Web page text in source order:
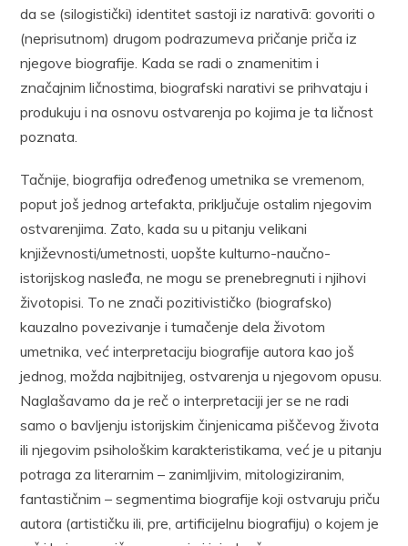
da se (silogistički) identitet sastoji iz narativā: govoriti o
(neprisutnom) drugom podrazumeva pričanje priča iz
njegove biografije. Kada se radi o znamenitim i
značajnim ličnostima, biografski narativi se prihvataju i
produkuju i na osnovu ostvarenja po kojima je ta ličnost
poznata.
Tačnije, biografija određenog umetnika se vremenom,
poput još jednog artefakta, priključuje ostalim njegovim
ostvarenjima. Zato, kada su u pitanju velikani
književnosti/umetnosti, uopšte kulturno-naučno-
istorijskog nasleđa, ne mogu se prenebregnuti i njihovi
životopisi. To ne znači pozitivističko (biografsko)
kauzalno povezivanje i tumačenje dela životom
umetnika, već interpretaciju biografije autora kao još
jednog, možda najbitnijeg, ostvarenja u njegovom opusu.
Naglašavamo da je reč o interpretaciji jer se ne radi
samo o bavljenju istorijskim činjenicama piščevog života
ili njegovim psihološkim karakteristikama, već je u pitanju
potraga za literarnim – zanimljivim, mitologiziranim,
fantastičnim – segmentima biografije koji ostvaruju priču
autora (artističku ili, pre, artificijelnu biografiju) o kojem je